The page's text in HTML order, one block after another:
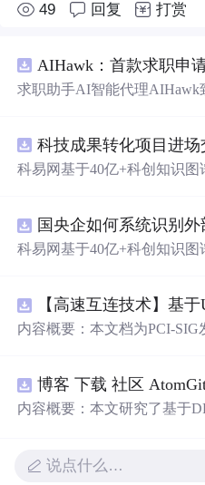
49 回复 打赏
AIHawk：首款求职申
求职助手AI智能代理AIHawk
科易网基于40亿+科创知识
新领域的AI+数智化解决方
智能化发展。
科易网基于40亿+科创知识
新领域的AI+数智化解决方
智能化发展。
内容概要：本文档为PCI-
规则对多路径拓扑和高性能
式，定义了一套新的TLP（
细说明了UIO
内容概要：本文研究了基于
及动态响应速度不足等问题
说点什么…